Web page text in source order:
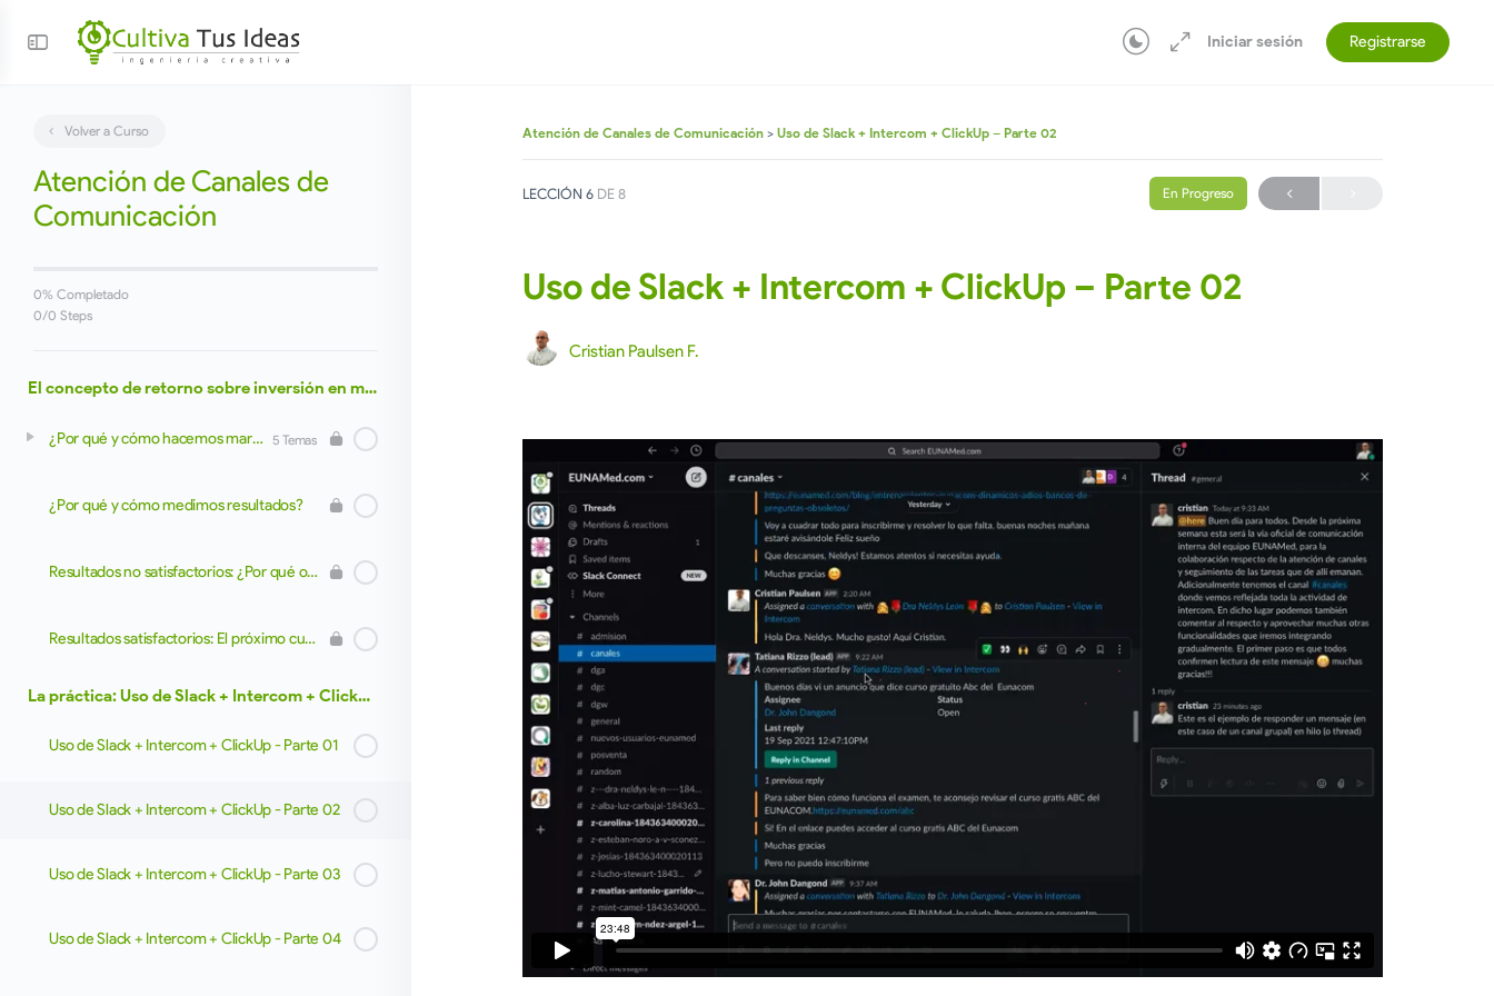
Iniciar sesión Registrarse
Volver a Curso
Atención de Canales de
Comunicación
0% Completado
0/0 Steps
El concepto de retorno sobre inversión en marketing digital
¿Por qué y cómo hacemos marketing digital? 5 Temas
¿Por qué y cómo medimos resultados?
Resultados no satisfactorios: ¿Por qué ocurren y cómo corregir?
Resultados satisfactorios: El próximo cuello de botella.
La práctica: Uso de Slack + Intercom + ClickUp
Uso de Slack + Intercom + ClickUp - Parte 01
Uso de Slack + Intercom + ClickUp - Parte 02
Uso de Slack + Intercom + ClickUp - Parte 03
Uso de Slack + Intercom + ClickUp - Parte 04
Atención de Canales de Comunicación Uso de Slack + Intercom + ClickUp – Parte 02
LECCIÓN 6 DE 8 En Progreso
Uso de Slack + Intercom + ClickUp – Parte 02
Cristian Paulsen F.